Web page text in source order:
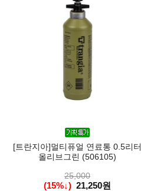
[트란지아]멀티퓨얼 연료통 0.5리터
올리브그린 (506105)
25,000
(15%↓) 21,250원